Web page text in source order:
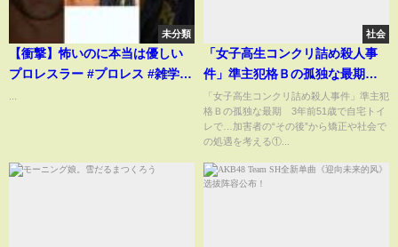
未分類
【衝撃】怖いのに本当は優しい
プロレスラー #プロレス #雑学
社会
「女子高生コンクリ詰め殺人事
件」準主犯格Ｂの孤独な最期 3
年前51歳で自宅トイレで…加害
者の“その後”から矯正や社会で
の処遇を考える①
「女子高生コンクリ詰め殺人事件」準主犯
格Ｂの孤独な最期 3年前51歳で自宅トイ
レで…加害者の“その後”から矯正や社会で
の処遇を考える①...